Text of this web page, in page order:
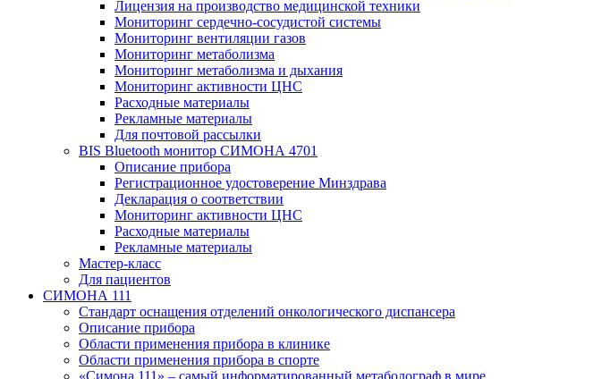
Лицензия на производство медицинской техники
Мониторинг сердечно-сосудистой системы
Мониторинг вентиляции газов
Мониторинг метаболизма
Мониторинг метаболизма и дыхания
Мониторинг активности ЦНС
Расходные материалы
Рекламные материалы
Для почтовой рассылки
BIS Bluetooth монитор СИМОНА 4701
Описание прибора
Регистрационное удостоверение Минздрава
Декларация о соответствии
Мониторинг активности ЦНС
Расходные материалы
Рекламные материалы
Мастер-класс
Для пациентов
СИМОНА 111
Стандарт оснащения отделений онкологического диспансера
Описание прибора
Области применения прибора в клинике
Области применения прибора в спорте
«Симона 111» – самый информатированный метаболограф в мире